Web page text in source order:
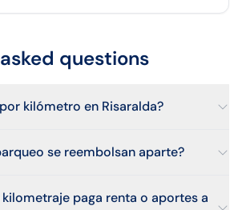
questions
kilómetro en Risaralda?
se reembolsan aparte?
paga renta o aportes a